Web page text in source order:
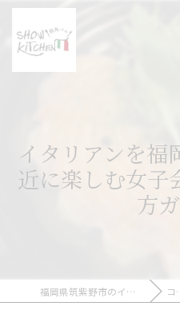
イタリアンを福
近に楽しむ女子
方
福岡県筑紫野市のイタリアンなら街角バルshow-kitchen コラム